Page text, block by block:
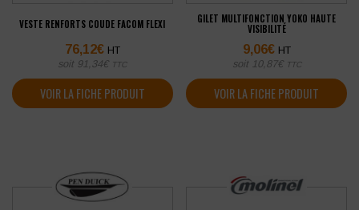
VESTE RENFORTS COUDE FACOM FLEXI
76,12€ HT
soit 91,34€ TTC
VOIR LA FICHE PRODUIT
GILET MULTIFONCTION YOKO HAUTE
VISIBILITÉ
9,06€ HT
soit 10,87€ TTC
VOIR LA FICHE PRODUIT